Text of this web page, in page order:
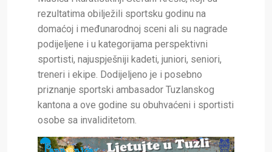
rezultatima obilježili sportsku godinu na
domaćoj i međunarodnoj sceni ali su nagrade
podijeljene i u kategorijama perspektivni
sportisti, najuspješniji kadeti, juniori, seniori,
treneri i ekipe. Dodijeljeno je i posebno
priznanje sportski ambasador Tuzlanskog
kantona a ove godine su obuhvaćeni i sportisti
osobe sa invaliditetom.